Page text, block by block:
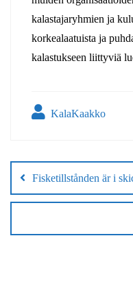
kalastajaryhmien ja
korkealaatuista ja
kalastukseen liittyviä
KalaKaakko
selaus
Fisketillstånden är i